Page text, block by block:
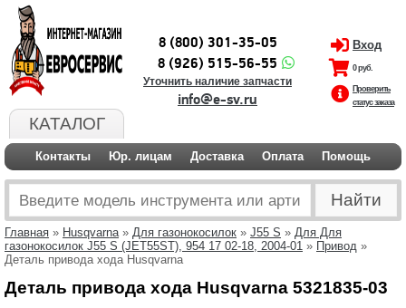
КАТАЛОГ
8 (800) 301-35-05
8 (926) 515-56-55
Уточнить наличие запчасти
info@e-sv.ru
Вход
0 руб.
Проверить
статус заказа
Контакты Юр. лицам Доставка Оплата Помощь
Главная » Husqvarna» Для газонокосилок » J55 S » Для Для
газонокосилок J55 S (JET55ST), 954 17 02-18, 2004-01 » Привод »
Деталь привода хода Husqvarna
Деталь привода хода Husqvarna 5321835-03